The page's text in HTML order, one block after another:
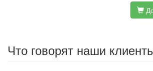
Что говорят наши